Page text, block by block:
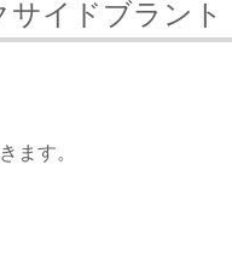
サイドブラント
ます。